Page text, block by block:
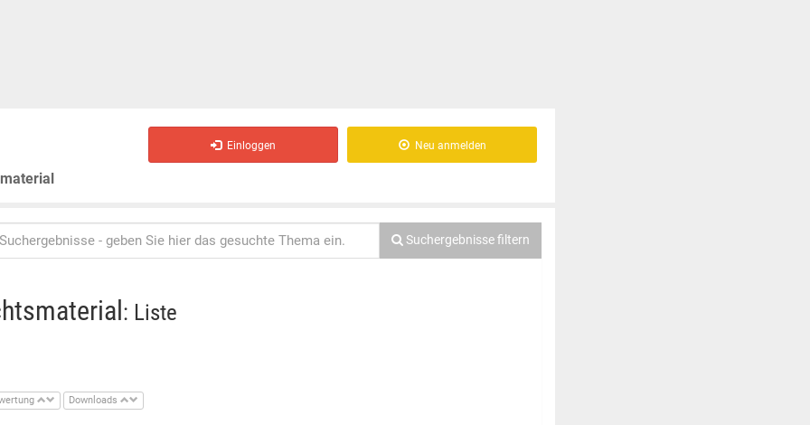
Einloggen Neu anmelden
Suchergebnisse filtern
: Liste
Downloads